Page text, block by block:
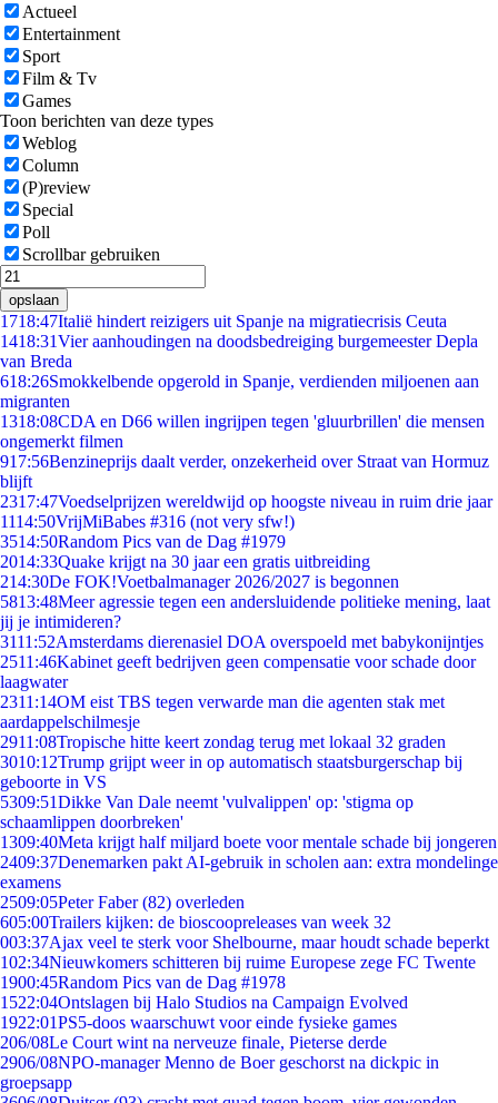
Actueel
Entertainment
Sport
Film & Tv
Games
Toon berichten van deze types
Weblog
Column
(P)review
Special
Poll
Scrollbar gebruiken
opslaan
1718:47Italië hindert reizigers uit Spanje na migratiecrisis Ceuta
1418:31Vier aanhoudingen na doodsbedreiging burgemeester Depla
van Breda
618:26Smokkelbende opgerold in Spanje, verdienden miljoenen aan
migranten
1318:08CDA en D66 willen ingrijpen tegen 'gluurbrillen' die mensen
ongemerkt filmen
917:56Benzineprijs daalt verder, onzekerheid over Straat van Hormuz
blijft
2317:47Voedselprijzen wereldwijd op hoogste niveau in ruim drie jaar
1114:50VrijMiBabes #316 (not very sfw!)
3514:50Random Pics van de Dag #1979
2014:33Quake krijgt na 30 jaar een gratis uitbreiding
214:30De FOK!Voetbalmanager 2026/2027 is begonnen
5813:48Meer agressie tegen een andersluidende politieke mening, laat
jij je intimideren?
3111:52Amsterdams dierenasiel DOA overspoeld met babykonijntjes
2511:46Kabinet geeft bedrijven geen compensatie voor schade door
laagwater
2311:14OM eist TBS tegen verwarde man die agenten stak met
aardappelschilmesje
2911:08Tropische hitte keert zondag terug met lokaal 32 graden
3010:12Trump grijpt weer in op automatisch staatsburgerschap bij
geboorte in VS
5309:51Dikke Van Dale neemt 'vulvalippen' op: 'stigma op
schaamlippen doorbreken'
1309:40Meta krijgt half miljard boete voor mentale schade bij jongeren
2409:37Denemarken pakt AI-gebruik in scholen aan: extra mondelinge
examens
2509:05Peter Faber (82) overleden
605:00Trailers kijken: de bioscoopreleases van week 32
003:37Ajax veel te sterk voor Shelbourne, maar houdt schade beperkt
102:34Nieuwkomers schitteren bij ruime Europese zege FC Twente
1900:45Random Pics van de Dag #1978
1522:04Ontslagen bij Halo Studios na Campaign Evolved
1922:01PS5-doos waarschuwt voor einde fysieke games
206/08Le Court wint na nerveuze finale, Pieterse derde
2906/08NPO-manager Menno de Boer geschorst na dickpic in
groepsapp